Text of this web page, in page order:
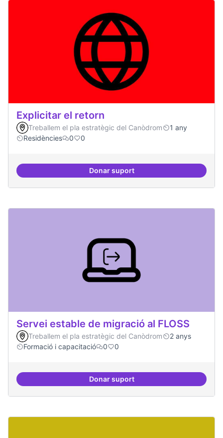
Explicitar el retorn
Treballem el pla estratègic del Canòdrom
1 any
Residències
0 0
Donar suportExplicitar el retorn
Servei estable de migració al FLOSS
Treballem el pla estratègic del Canòdrom
2 anys
Formació i capacitació
0 0
Donar suportServei estable de migració al